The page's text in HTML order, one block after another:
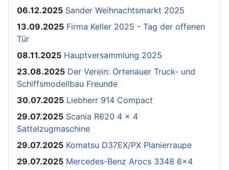
06.12.2025 Sander Weihnachtsmarkt 2025
13.09.2025 Firma Keller 2025 - Tag der offenen
Tür
08.11.2025 Hauptversammlung 2025
23.08.2025 Der Verein: Ortenauer Truck- und
Schiffsmodellbau Freunde
30.07.2025 Liebherr 914 Compact
29.07.2025 Scania R620 4 x 4
Sattelzugmaschine
29.07.2025 Komatsu D37EX/PX Planierraupe
29.07.2025 Mercedes-Benz Arocs 3348 6x4